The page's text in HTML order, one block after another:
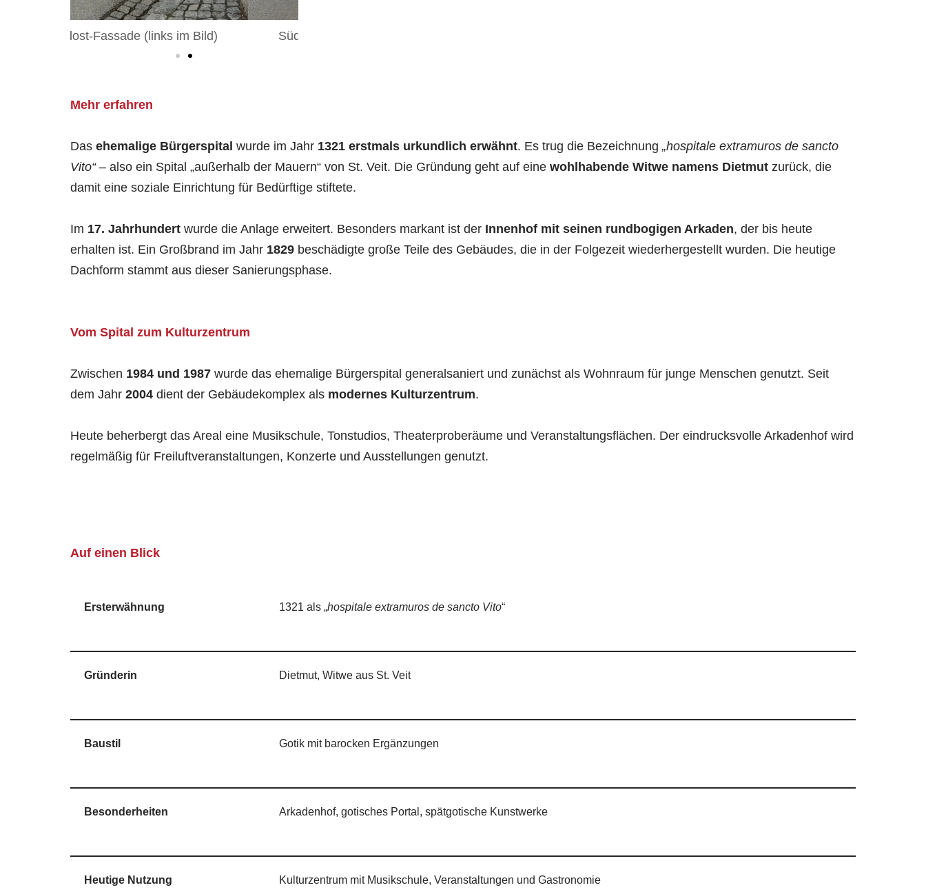
Südost-Fassade (links im Bild)
Mehr erfahren
Das ehemalige Bürgerspital wurde im Jahr 1321 erstmals urkundlich erwähnt. Es trug die Bezeichnung „hospitale extramuros de sancto
Vito“– also ein Spital „außerhalb der Mauern“ von St. Veit. Die Gründung geht auf eine wohlhabende Witwe namens Dietmut zurück, die
damit eine soziale Einrichtung für Bedürftige stiftete.
Im 17. Jahrhundert wurde die Anlage erweitert. Besonders markant ist der Innenhof mit seinen rundbogigen Arkaden, der bis heute
erhalten ist. Ein Großbrand im Jahr 1829 beschädigte große Teile des Gebäudes, die in der Folgezeit wiederhergestellt wurden. Die heutige
Dachform stammt aus dieser Sanierungsphase.
Vom Spital zum Kulturzentrum
Zwischen 1984 und 1987 wurde das ehemalige Bürgerspital generalsaniert und zunächst als Wohnraum für junge Menschen genutzt. Seit
dem Jahr 2004 dient der Gebäudekomplex als modernes Kulturzentrum.
Heute beherbergt das Areal eine Musikschule, Tonstudios, Theaterproberäume und Veranstaltungsflächen. Der eindrucksvolle Arkadenhof wird
regelmäßig für Freiluftveranstaltungen, Konzerte und Ausstellungen genutzt.
Auf einen Blick
Ersterwähnung 1321 als „hospitale extramuros de sancto Vito“
Gründerin Dietmut, Witwe aus St. Veit
Baustil Gotik mit barocken Ergänzungen
Besonderheiten Arkadenhof, gotisches Portal, spätgotische Kunstwerke
Heutige Nutzung Kulturzentrum mit Musikschule, Veranstaltungen und Gastronomie